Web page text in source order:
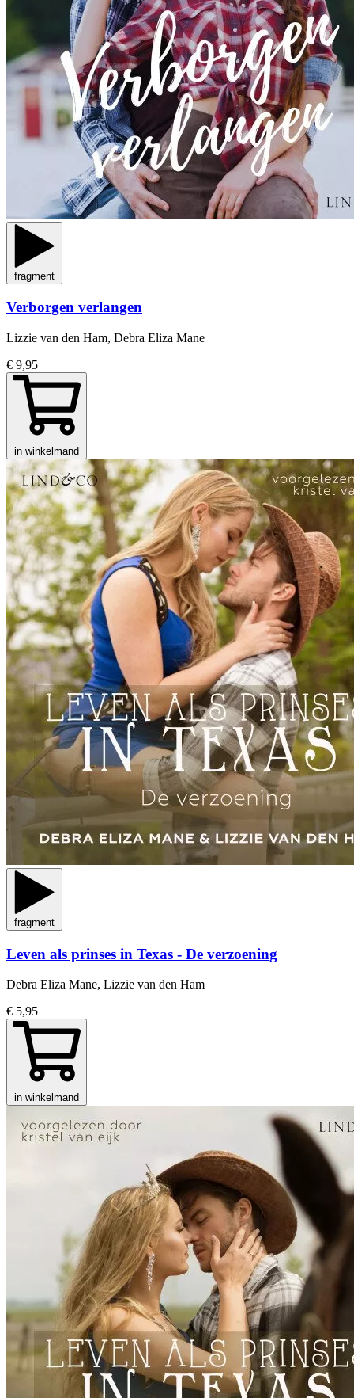
fragment
Verborgen verlangen
Lizzie van den Ham, Debra Eliza Mane
€ 9,95
in winkelmand
fragment
Leven als prinses in Texas - De verzoening
Debra Eliza Mane, Lizzie van den Ham
€ 5,95
in winkelmand